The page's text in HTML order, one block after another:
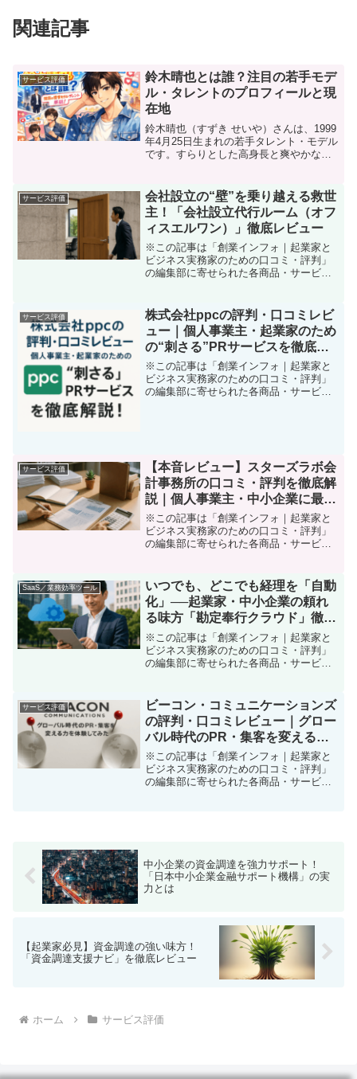
関連記事
サービス評価
鈴木晴也とは誰？注目の若手モデ
ル・タレントのプロフィールと現
在地
鈴木晴也（すずき せいや）さんは、1999
年4月25日生まれの若手タレント・モデル
です。すらりとした高身長と爽やかな雰
は、「鈴木晴也ってどんな人？」という
疑問に答える形...
サービス評価
会社設立の“壁”を乗り越える救世
主！「会社設立代行ルーム（オフ
ィスエルワン）」徹底レビュー
※この記事は「創業インフォ｜起業家と
ビジネス実務家のための口コミ・評判」
の編集部に寄せられた各商品・サービス
役所通いに頭を抱えていませんか？ 「や
りたい事業アイデアはあ...
サービス評価
株式会社ppcの評判・口コミレビ
ュー｜個人事業主・起業家のため
の“刺さる”PRサービスを徹底解
説！
※この記事は「創業インフォ｜起業家と
ビジネス実務家のための口コミ・評判」
の編集部に寄せられた各商品・サービス
サービス評価
【本音レビュー】スターズラボ会
計事務所の口コミ・評判を徹底解
説｜個人事業主・中小企業に最強
サポートは本当か？
※この記事は「創業インフォ｜起業家と
ビジネス実務家のための口コミ・評判」
の編集部に寄せられた各商品・サービス
スターズラボ会計事務所を選んだ理由起
業やフリーランスとしての一...
SaaS／業務効率ツール
いつでも、どこでも経理を「自動
化」──起業家・中小企業の頼れ
る味方「勘定奉行クラウド」徹底
レビュー
※この記事は「創業インフォ｜起業家と
ビジネス実務家のための口コミ・評判」
の編集部に寄せられた各商品・サービス
「会計処理、もっと効率化できないか
な？」そんな悩みを抱えてい...
サービス評価
ビーコン・コミュニケーションズ
の評判・口コミレビュー｜グロー
バル時代のPR・集客を変える力
を体験してみた
※この記事は「創業インフォ｜起業家と
ビジネス実務家のための口コミ・評判」
の編集部に寄せられた各商品・サービス
中小企業の資金調達を強力サポート！
「日本中小企業金融サポート機構」の実
力とは
【起業家必見】資金調達の強い味方！
「資金調達支援ナビ」を徹底レビュー
ホーム サービス評価